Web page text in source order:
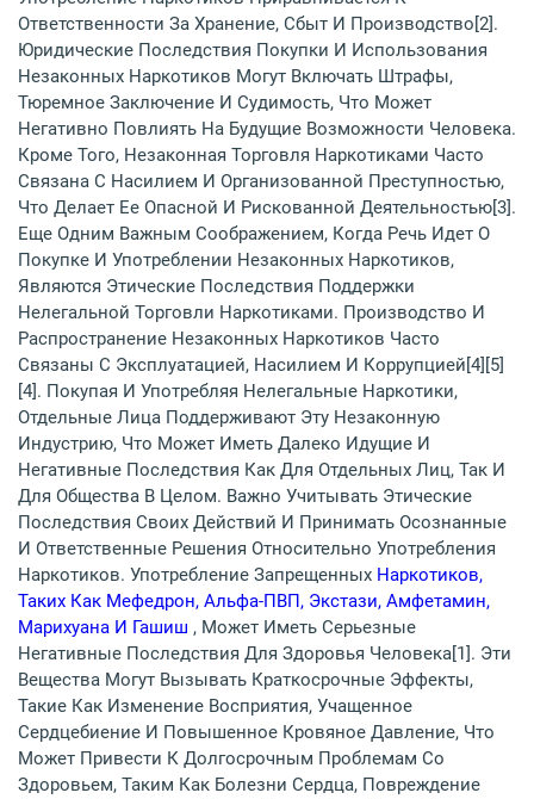
Ответственности За Хранение, Сбыт И Производство[2].
Юридические Последствия Покупки И Использования
Незаконных Наркотиков Могут Включать Штрафы,
Тюремное Заключение И Судимость, Что Может
Негативно Повлиять На Будущие Возможности Человека.
Кроме Того, Незаконная Торговля Наркотиками Часто
Связана С Насилием И Организованной Преступностью,
Что Делает Ее Опасной И Рискованной Деятельностью[3].
Еще Одним Важным Соображением, Когда Речь Идет О
Покупке И Употреблении Незаконных Наркотиков,
Являются Этические Последствия Поддержки
Нелегальной Торговли Наркотиками. Производство И
Распространение Незаконных Наркотиков Часто
Связаны С Эксплуатацией, Насилием И Коррупцией[4][5]
[4]. Покупая И Употребляя Нелегальные Наркотики,
Отдельные Лица Поддерживают Эту Незаконную
Индустрию, Что Может Иметь Далеко Идущие И
Негативные Последствия Как Для Отдельных Лиц, Так И
Для Общества В Целом. Важно Учитывать Этические
Последствия Своих Действий И Принимать Осознанные
И Ответственные Решения Относительно Употребления
Наркотиков. Употребление Запрещенных Наркотиков,
Таких Как Мефедрон, Альфа-ПВП, Экстази, Амфетамин,
Марихуана И Гашиш , Может Иметь Серьезные
Негативные Последствия Для Здоровья Человека[1]. Эти
Вещества Могут Вызывать Краткосрочные Эффекты,
Такие Как Изменение Восприятия, Учащенное
Сердцебиение И Повышенное Кровяное Давление, Что
Может Привести К Долгосрочным Проблемам Со
Здоровьем, Таким Как Болезни Сердца, Повреждение